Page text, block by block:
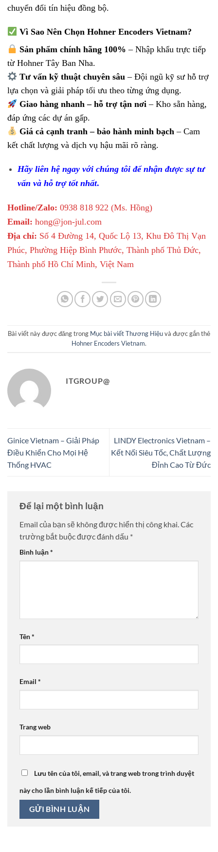
chuyển đổi tín hiệu đồng bộ.
Vì Sao Nên Chọn Hohner Encoders Vietnam?
Sản phẩm chính hãng 100% – Nhập khẩu trực tiếp
từ Hohner Tây Ban Nha.
Tư vấn kỹ thuật chuyên sâu – Đội ngũ kỹ sư hỗ trợ
lựa chọn và giải pháp tối ưu theo từng ứng dụng.
Giao hàng nhanh – hỗ trợ tận nơi – Kho sẵn hàng,
đáp ứng các dự án gấp.
Giá cả cạnh tranh – bảo hành minh bạch – Cam
kết chất lượng và dịch vụ hậu mãi rõ ràng.
Hãy liên hệ ngay với chúng tôi để nhận được sự tư
vấn và hỗ trợ tốt nhất.
Hotline/Zalo: 0938 818 922 (Ms. Hồng)
Email: hong@jon-jul.com
Địa chỉ: Số 4 Đường 14, Quốc Lộ 13, Khu Đô Thị Vạn
Phúc, Phường Hiệp Bình Phước, Thành phố Thủ Đức,
Thành phố Hồ Chí Minh, Việt Nam
Bài viết này được đăng trong Mục bài viết Thương Hiệuvà được gắn thẻ
Hohner Encoders Vietnam.
ITGROUP@
Ginice Vietnam – Giải Pháp
Điều Khiển Cho Mọi Hệ
Thống HVAC
LINDY Electronics Vietnam –
Kết Nối Siêu Tốc, Chất Lượng
Đỉnh Cao Từ Đức
Để lại một bình luận
Email của bạn sẽ không được hiển thị công khai.Các
trường bắt buộc được đánh dấu *
Bình luận*
Tên*
Email *
Trang web
Lưu tên của tôi, email, và trang web trong trình duyệt
này cho lần bình luận kế tiếp của tôi.